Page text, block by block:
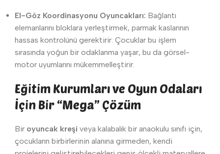
El-Göz Koordinasyonu Oyuncakları: Bağlantı
elemanlarını bloklara yerleştirmek, parmak kaslarının
hassas kontrolünü gerektirir. Çocuklar bu işlem
sırasında yoğun bir odaklanma yaşar, bu da görsel-
motor uyumlarını mükemmelleştirir.
Eğitim Kurumları ve Oyun Odaları
İçin Bir “Mega” Çözüm
Bir oyuncak kreşi veya kalabalık bir anaokulu sınıfı için,
çocukların birbirlerinin alanına girmeden, kendi